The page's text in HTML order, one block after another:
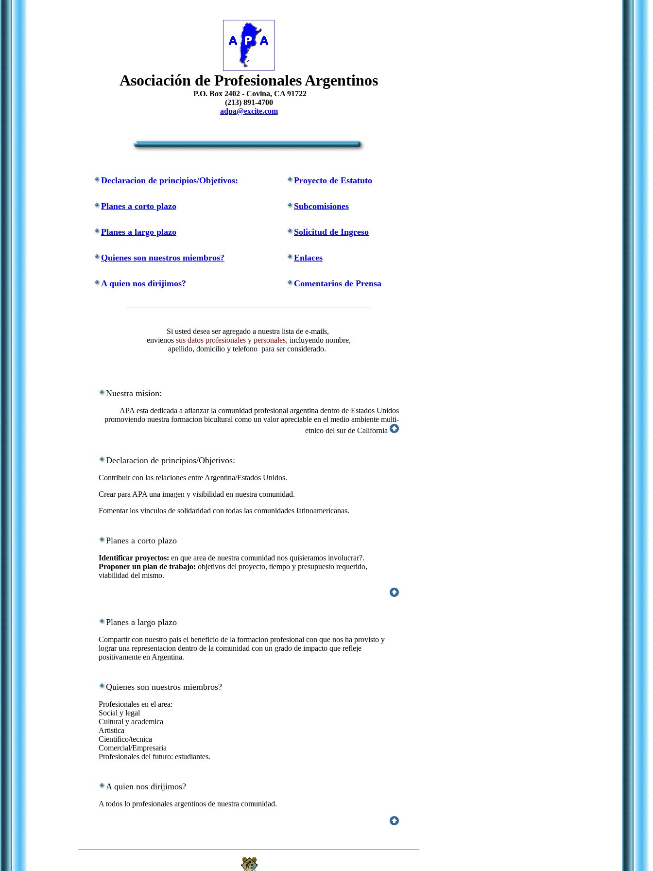
Asociación de Profesionales Argentinos
P.O. Box 2402 - Covina, CA 91722
(213) 891-4700
adpa@excite.com
Declaracion de principios/Objetivos: Proyecto de Estatuto
Planes a corto plazo Subcomisiones
Planes a largo plazo Solicitud de Ingreso
Quienes son nuestros miembros? Enlaces
A quien nos dirijimos? Comentarios de Prensa
Si usted desea ser agregado a nuestra lista de e-mails,
envienos sus datos profesionales y personales, incluyendo nombre,
apellido, domicilio y telefono para ser considerado.
Nuestra mision:
APA esta dedicada a afianzar la comunidad profesional argentina dentro de Estados Unidos
promoviendo nuestra formacion bicultural como un valor apreciable en el medio ambiente multi-
etnico del sur de California
Declaracion de principios/Objetivos:
Contribuir con las relaciones entre Argentina/Estados Unidos.
Crear para APA una imagen y visibilidad en nuestra comunidad.
Fomentar los vinculos de solidaridad con todas las comunidades latinoamericanas.
Planes a corto plazo
Identificar proyectos: en que area de nuestra comunidad nos quisieramos involucrar?.
Proponer un plan de trabajo: objetivos del proyecto, tiempo y presupuesto requerido,
viabilidad del mismo.
Planes a largo plazo
Compartir con nuestro pais el beneficio de la formacion profesional con que nos ha provisto y
lograr una representacion dentro de la comunidad con un grado de impacto que refleje
positivamente en Argentina.
Quienes son nuestros miembros?
Profesionales en el area:
Social y legal
Cultural y academica
Artistica
Cientifico/tecnica
Comercial/Empresaria
Profesionales del futuro: estudiantes.
A quien nos dirijimos?
A todos lo profesionales argentinos de nuestra comunidad.